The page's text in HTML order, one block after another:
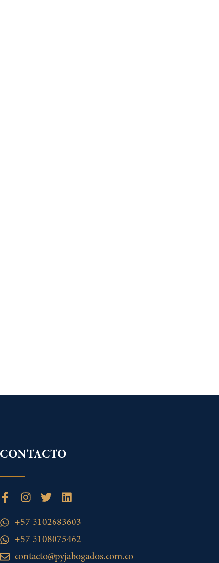
CONTACTO
+57 3102683603
+57 3108075462
contacto@pyjabogados.com.co